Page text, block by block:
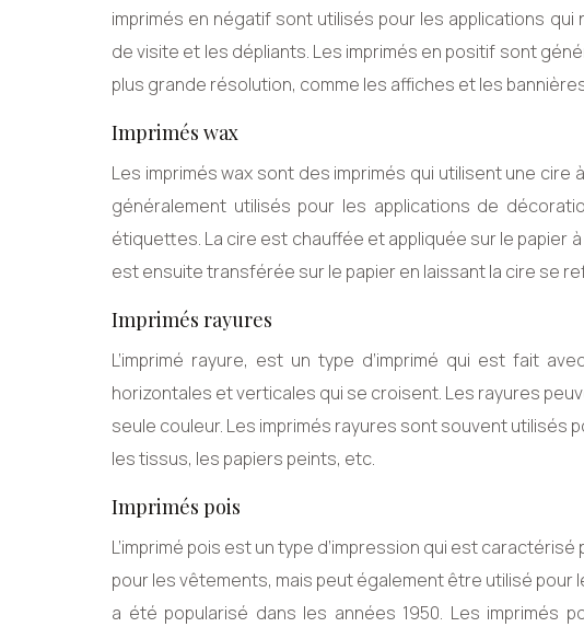
imprimés en négatif sont utilisés pour les applications
de visite et les dépliants. Les imprimés en positif sont
plus grande résolution, comme les affiches et les
Imprimés wax
Les imprimés wax sont des imprimés qui utilisent une cire
généralement utilisés pour les applications de
étiquettes. La cire est chauffée et appliquée sur le papier à
est ensuite transférée sur le papier en laissant la cire se
Imprimés rayures
L’imprimé rayure, est un type d’imprimé qui est fait
horizontales et verticales qui se croisent. Les rayures
seule couleur. Les imprimés rayures sont souvent utilisés
les tissus, les papiers peints, etc.
Imprimés pois
L’imprimé pois est un type d’impression qui est
pour les vêtements, mais peut également être utilisé
a été popularisé dans les années 1950. Les imprimés